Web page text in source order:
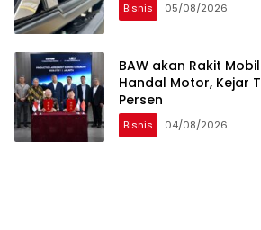
Bisnis 05/08/2026
BAW akan Rakit
Handal Motor, Kejar
Persen
Bisnis 04/08/2026